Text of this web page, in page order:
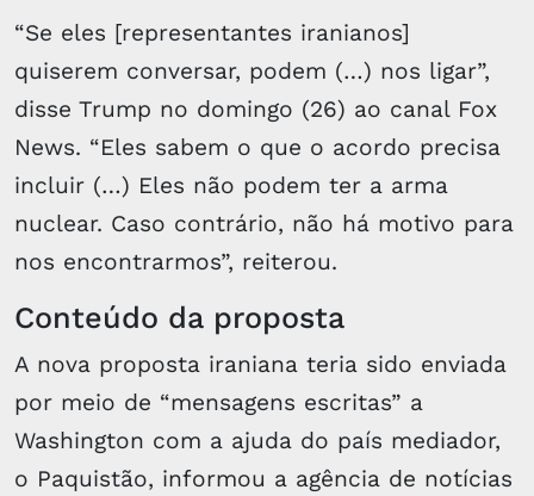
“Se eles [representantes iranianos]
quiserem conversar, podem (…) nos ligar”,
disse Trump no domingo (26) ao canal Fox
News. “Eles sabem o que o acordo precisa
incluir (…) Eles não podem ter a arma
nuclear. Caso contrário, não há motivo para
nos encontrarmos”, reiterou.
Conteúdo da proposta
A nova proposta iraniana teria sido enviada
por meio de “mensagens escritas” a
Washington com a ajuda do país mediador,
o Paquistão, informou a agência de notícias